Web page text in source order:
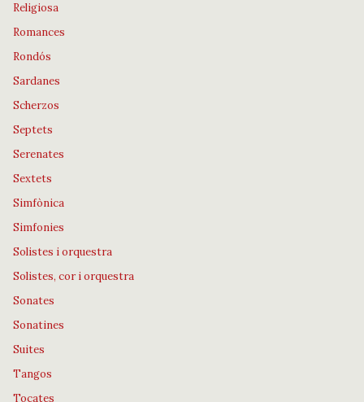
Religiosa
Romances
Rondós
Sardanes
Scherzos
Septets
Serenates
Sextets
Simfònica
Simfonies
Solistes i orquestra
Solistes, cor i orquestra
Sonates
Sonatines
Suites
Tangos
Tocates